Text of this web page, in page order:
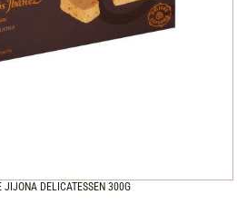
JIJONA DELICATESSEN 300G